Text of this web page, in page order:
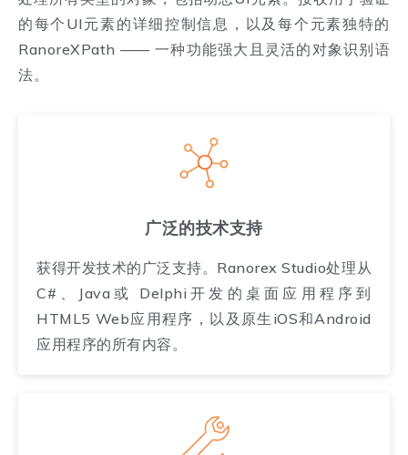
的每个UI元素的详细控制信息，以及每个元素独特的
RanoreXPath —— 一种功能强大且灵活的对象识别语
法。
广泛的技术支持
获得开发技术的广泛支持。Ranorex Studio处理从
C#、Java或 Delphi开发的桌面应用程序到
HTML5 Web应用程序，以及原生iOS和Android
应用程序的所有内容。